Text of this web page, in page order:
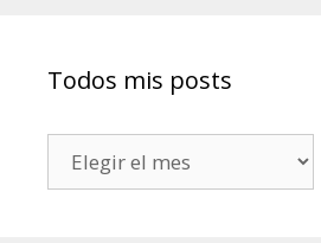
Todos mis posts
mis